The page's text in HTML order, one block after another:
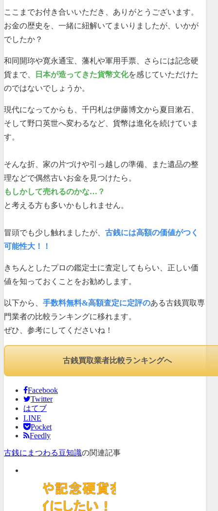
ここまでお付き合いいただき、ありがとうございます。
お金の歴史を、一緒に紐解いてまいりましたが、いかが
でしたか？
和同開珎や寛永通宝、藩札や軍用手票、さらには記念硬
貨まで、
日本が造ってきた貨幣文化を感じていただけた
のではないでしょうか。
現代になってからも、千円札は伊藤博文から夏目漱石、
そして野口英世へ変わるなど、貨幣は進化を続けていま
す。
そんな折、家の片づけや引っ越しの準備、また遺品の整
理などで偶然古いお金を見つけたら。
もしかして売れるのかな…？
と考える方も多いかもしれません。
冒頭でも少し触れましたが、 古銭には高額の価値がつく
可能性大！！
きちんとしたプロの鑑定士に査定してもらい、正しい価
値を知っておくことをお勧めします。
以下から、 手数料無料&高額査定に定評のある古銭買取専
門業者の比較ランキングに移れます。
ぜひ、参考にしてくださいね！
古銭買取業者比較ランキングへ
Facebook
Twitter
はてブ
LINE
Pocket
Feedly
古銭にまつわる豆知識の関連記事